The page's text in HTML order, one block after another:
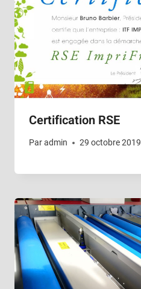
Certification RSE
Paradmin 29 octobre 2019